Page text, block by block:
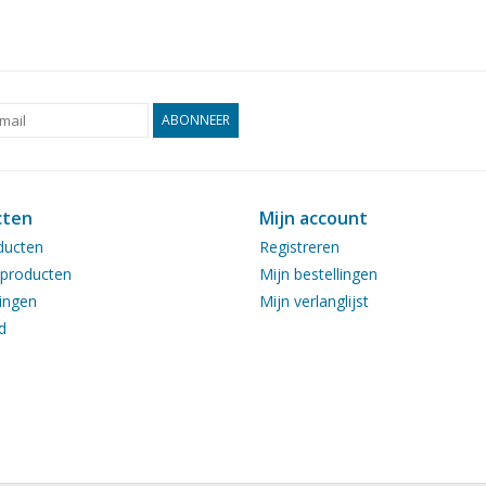
ABONNEER
Mijn account
Registreren
Mijn bestellingen
Mijn verlanglijst